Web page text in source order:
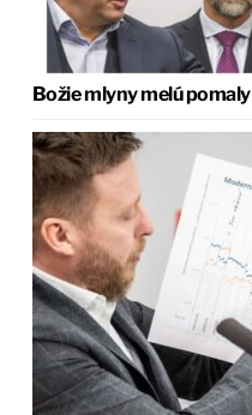
Božie mlyny melú pomaly